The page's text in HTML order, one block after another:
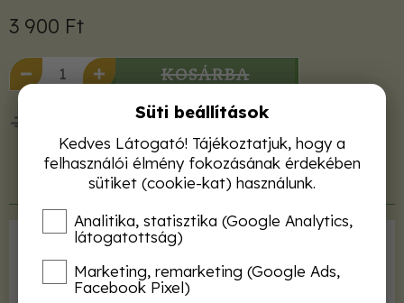
3 900 Ft
KOSÁRBA
50 000 Ft felett ingyenes kiszállítás!
Termékleírás
Mezőgazda Kiadó
9789632865294
Süti beállítások
Kedves Látogató! Tájékoztatjuk, hogy a
felhasználói élmény fokozásának érdekében
sütiket (cookie-kat) használunk.
Analitika, statisztika (Google Analytics,
látogatottság)
Marketing, remarketing (Google Ads,
Facebook Pixel)